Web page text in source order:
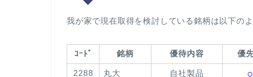
我が家で現在取得を検討している銘柄は以下の
ｺｰﾄﾞ 銘柄 優待内容 優
2288 丸大 自社製品 ○